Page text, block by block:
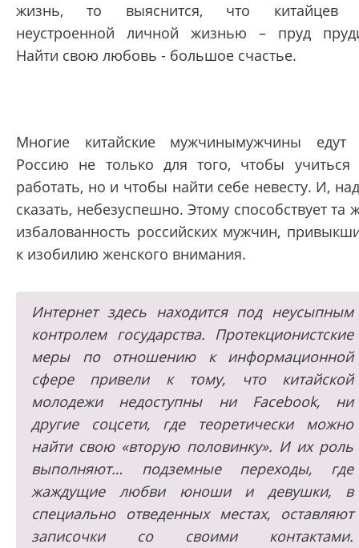
жизнь, то выяснится, что китайцев
неустроенной личной жизнью – пруд
Найти свою любовь - большое счастье.
Многие китайские мужчинымужчины едут
Россию не только для того, чтобы учиться
работать, но и чтобы найти себе невесту. И,
сказать, небезуспешно. Этому способствует та
избалованность российских мужчин,
к изобилию женского внимания.
Интернет здесь находится под неусыпным
контролем государства. Протекционистские
меры по отношению к информационной
сфере привели к тому, что китайской
молодежи недоступны ни Facebook, ни
другие соцсети, где теоретически можно
найти свою «вторую половинку». И их роль
выполняют… подземные переходы, где
жаждущие любви юноши и девушки, в
специально отведенных местах, оставляют
записочки со своими контактами.